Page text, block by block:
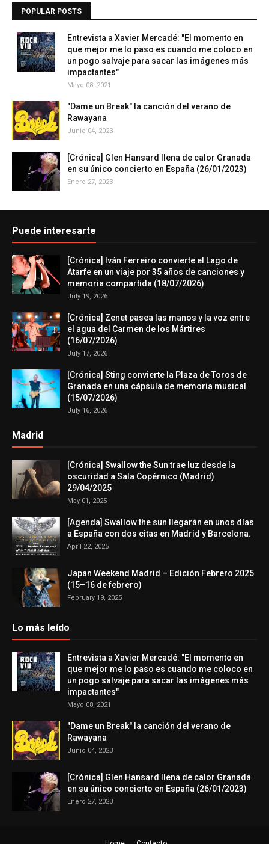
POPULAR POSTS
Entrevista a Xavier Mercadé: "El momento en
que mejor me lo paso es cuando me coloco en
un pogo salvaje para sacar las imágenes más
impactantes"
Mayo 08, 2021
"Dame un Break" la canción del verano de
Rawayana
Junio 04, 2023
[Crónica] Glen Hansard llena de calor Granada
en su único concierto en España (26/01/2023)
Enero 27, 2023
Puede interesarte
[Crónica] Iván Ferreiro convierte el Lago de
Atarfe en un viaje por 35 años de canciones y
memoria compartida (18/07/2026)
July 19, 2026
[Crónica] Zenet pasea las manos y la voz entre
el agua del Carmen de los Mártires
(16/07/2026)
July 17, 2026
[Crónica] Sting convierte la Plaza de Toros de
Granada en una cápsula de memoria musical
(15/07/2026)
July 16, 2026
Madrid
[Crónica] Swallow the Sun trae luz desde la
oscuridad a Sala Copérnico (Madrid)
29/04/2025
May 01, 2025
[Agenda] Swallow the sun llegarán en unos días
a España con dos citas en Madrid y Barcelona.
April 22, 2025
Japan Weekend Madrid – Edición Febrero 2025
(15–16 de febrero)
February 19, 2025
Lo más leído
Entrevista a Xavier Mercadé: "El momento en
que mejor me lo paso es cuando me coloco en
un pogo salvaje para sacar las imágenes más
impactantes"
Mayo 08, 2021
"Dame un Break" la canción del verano de
Rawayana
Junio 04, 2023
[Crónica] Glen Hansard llena de calor Granada
en su único concierto en España (26/01/2023)
Enero 27, 2023